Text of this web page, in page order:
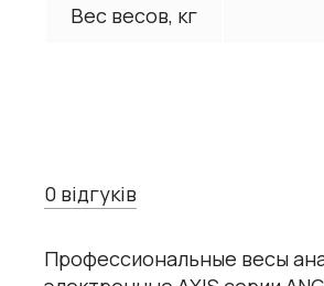
Вес весов, кг
0 відгуків
Профессиональные весы